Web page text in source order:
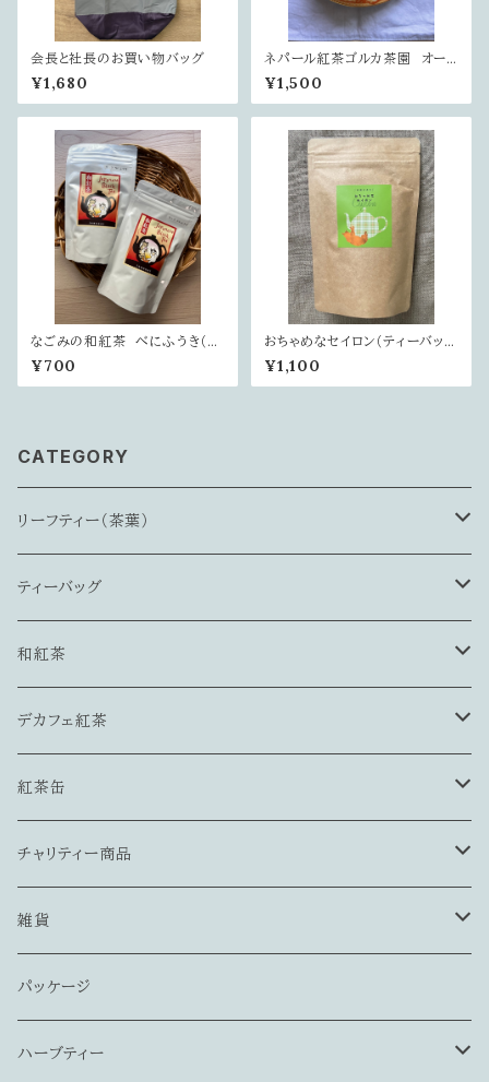
会長と社長のお買い物バッグ
¥1,680
ネパール紅茶ゴルカ茶園 オータ
ムナル（リーフ）
¥1,500
なごみの和紅茶 べにふうき（リ
ーフ）
¥700
おちゃめなセイロン（ティーバッグ
20個入り）
¥1,100
CATEGORY
リーフティー（茶葉）
ミルクティにおすすめ
インド産
ネパール産
ストレートティーにおすすめ
インド産
ネパール産
ストレート・ミルクティー両方おすすめ
インド産
ネパール産
単一茶園
ティーバッグ
ブラックティー
ストレート向き
ミルクティー向き
フレーバードティー
フルーツ系
その他フレーバードティー
ハーブ＆紅茶
スパイスティー
和紅茶
和紅茶
静岡川根・益井園
静岡・本山茶
デカフェ紅茶
ティーバッグ
リーフティー
紅茶缶
角缶（プティ缶）
丸筒缶
チャリティー商品
ネコリパブリック様
浦和キャッツ様
雑貨
ティーコージー
包み型
トートバッグ
パッケージ
ハーブティー